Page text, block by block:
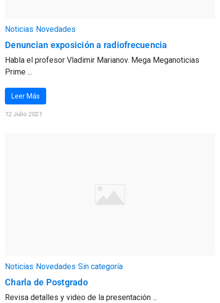
Noticias Novedades
Denuncian exposición a radiofrecuencia
Habla el profesor Vladimir Marianov. Mega Meganoticias
Prime ...
Leer Más
12 Julio 2021
Noticias Novedades Sin categoría
Charla de Postgrado
Revisa detalles y video de la presentación ...